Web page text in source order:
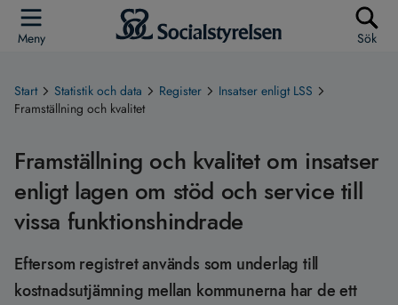
Meny Sök
Start Statistik och data Register
Insatser enligt LSS
Framställning och kvalitet
Framställning och kvalitet om insatser
enligt lagen om stöd och service till
vissa funktionshindrade
Eftersom registret används som underlag till
kostnadsutjämning mellan kommunerna har de ett